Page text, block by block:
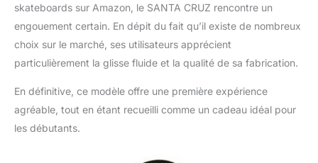
skateboards sur Amazon, le SANTA CRUZ rencontre un
engouement certain. En dépit du fait qu’il existe de nombreux
choix sur le marché, ses utilisateurs apprécient
particulièrement la glisse fluide et la qualité de sa fabrication.
En définitive, ce modèle offre une première expérience
agréable, tout en étant recueilli comme un cadeau idéal pour
les débutants.